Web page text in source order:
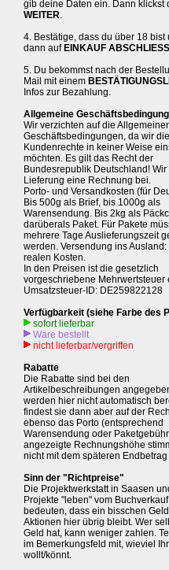
gib deine Daten ein. Dann klickst
WEITER.
4. Bestätige, dass du über 18 bist
dann auf EINKAUF
5. Du bekommst nach der
Mail mit einem
Infos zur Bezahlung.
Allgemeine
Wir verzichten auf die
Geschäftsbedingungen, da wir die
Kundenrechte in keiner Weise
möchten. Es gilt das Recht der
Bundesrepublik Deutschland!
Lieferung eine Rechnung bei.
Porto- und Versandkosten (für
Bis 500g als Brief, bis 1000g als
Warensendung. Bis 2kg als
darüberals Paket. Für Pakete
mehrere Tage Auslieferungszeit
werden. Versendung ins Ausland:
realen Kosten.
In den Preisen ist die gesetzlich
vorgeschriebene Mehrwertsteuer
Umsatzsteuer-ID: DE259822128
Verfügbarkeit (siehe Farbe des
sofort lieferbar
Ware bestellt
nicht lieferbar/vergriffen
Rabatte
Die Rabatte sind bei den
Artikelbeschreibungen
werden hier nicht automatisch
findest sie dann aber auf der
ebenso das Porto (entsprechend
Warensendung oder
angezeigte Rechnungshöhe
nicht mit dem späteren
Sinn der "Richtpreise"
Die Projektwerkstatt in Saasen
Projekte "leben" vom
bedeuten, dass ein bisschen
Aktionen hier übrig bleibt. Wer
Geld hat, kann weniger zahlen.
im Bemerkungsfeld mit, wieviel
wollt/könnt.